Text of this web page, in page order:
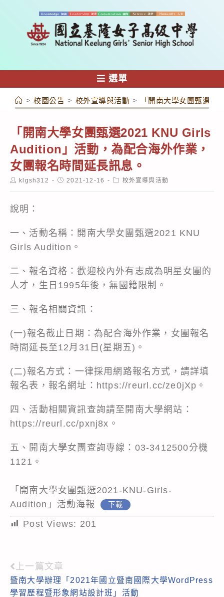
容
選單
> 校園公告 > 校外宣導與活動 > 「開南大學女團甄選
「開南大學女團甄選2021 KNU Girls
Audition」活動，為配合海外作業，
女團報名時間延長訊息。
Postklgsh312
Post2021-12-16
Post校外宣導與活動
說明：
一、活動名稱：開南大學女團甄選2021 KNU
Girls Audition。
二、報名資格：歡迎校內外有志成為明星女團的
人才，生日1995年後，無國籍限制。
三、報名相關資訊：
(一)報名截止日期：為配合海外作業，女團報名
時間延長至12月31日(星期五)。
(二)報名方式：一律採用網路報名方式，請詳填
報名表，報名網址：https://reurl.cc/ze0jXp。
四、活動相關資訊查詢請至開南大學網站：
https://reurl.cc/pxnj8x。
五、開南大學女團查詢專線：03-3412500分機
1121。
「開南大學女團甄選2021-KNU-Girls-
Audition」活動海報
下載
Post Views: 201
Read
more
上一篇文章
暨南大學辦理「2021年國立暨南國際大學WordPress
學習歷程暨形象網站設計班」活動